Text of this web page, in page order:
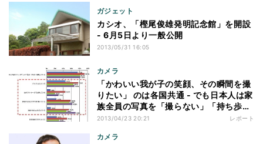
ガジェット
カシオ、「樫尾俊雄発明記念館」を開設
- 6月5日より一般公開
2013/05/31 16:05
カメラ
「かわいい我が子の笑顔、その瞬間を撮
りたい」 のは各国共通 - でも日本人は家
族全員の写真を「撮らない」「持ち歩か
ない」のなぜ
2013/04/23 20:21 レポート
カメラ